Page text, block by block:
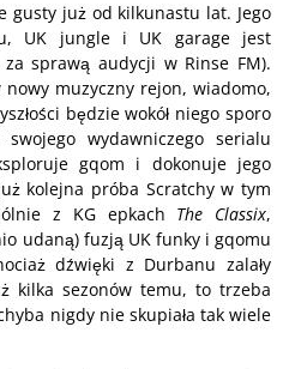
gusty już od kilkunastu lat. Jego
UK jungle i UK garage jest
sprawą audycji w Rinse FM).
muzyczny rejon, wiadomo,
będzie wokół niego sporo
wydawniczego serialu
gqom i dokonuje jego
kolejna próba Scratchy w tym
z KG epkach The Classix,
udaną) fuzją UK funky i gqomu
dźwięki z Durbanu zalały
kilka sezonów temu, to trzeba
nigdy nie skupiała tak wiele